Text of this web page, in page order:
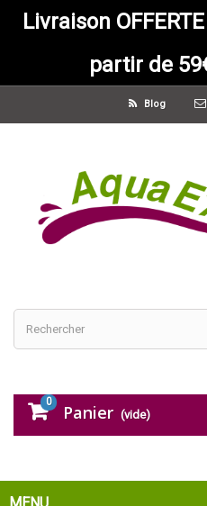
Livraison
partir de
Blog
Panier
0
(vide)